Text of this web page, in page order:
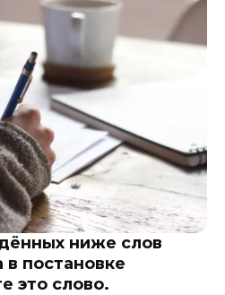
ниже слов
постановке
это слово.